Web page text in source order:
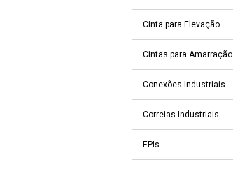
Cinta para Elevação
Cintas para Amarração
Conexões Industriais
Correias Industriais
EPIs